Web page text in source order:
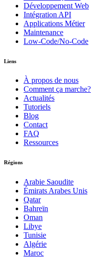
Développement Web
Intégration API
Applications Métier
Maintenance
Low-Code/No-Code
Liens
À propos de nous
Comment ça marche?
Actualités
Tutoriels
Blog
Contact
FAQ
Ressources
Régions
Arabie Saoudite
Émirats Arabes Unis
Qatar
Bahreïn
Oman
Libye
Tunisie
Algérie
Maroc